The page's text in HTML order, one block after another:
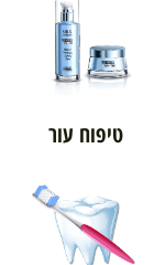
טיפוח עור